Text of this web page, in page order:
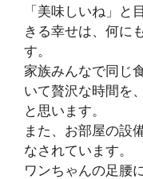
「美味しいね」と
きる幸せは、何に
す。
家族みんなで同じ
いて贅沢な時間を
と思います。
また、お部屋の設
なされています。
ワンちゃんの足腰